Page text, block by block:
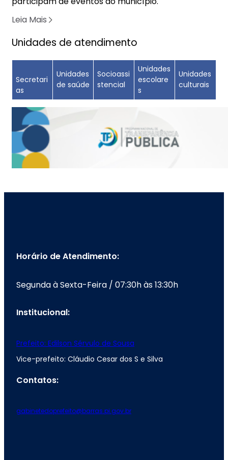
RUNNERS
Leia Mais
Unidades de atendimento
Secretari
as
Unidades
de saúde
Socioassi
stencial
Unidades
escolare
s
Unidades
culturais
Horário de Atendimento:
Segunda à Sexta-Feira / 07:30h às 13:30h
Institucional:
Prefeito: Edilson Sérvulo de Sousa
Vice-prefeito: Cláudio Cesar dos S e Silva
Contatos:
gabinetedoprefeito@barras.pi.gov.br